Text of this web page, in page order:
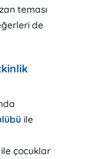
teması
de
ile
çocuklar